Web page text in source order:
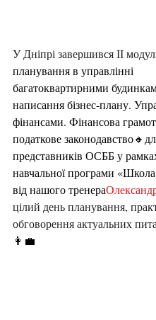
У Дніпрі завершився ІІ
планування в управлінні
багатоквартирними
написання бізнес-плану.
фінансами. Фінансова
податкове
представників ОСББ у
навчальної програми
від нашого тренера
цілий день планування,
обговорення актуальних
👩‍💼